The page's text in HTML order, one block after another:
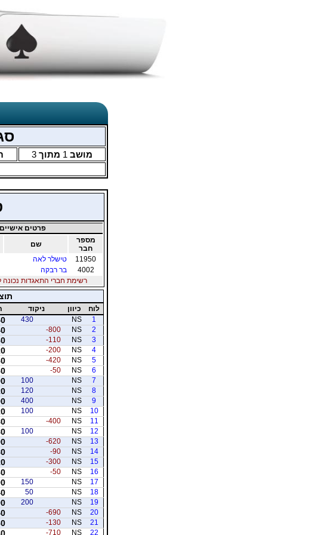
מושב 1 מתוך 3
פרטים אישיים
מספר
חבר
שם
11950
טישלר לאה
4002
בר רבקה
רשימת חברי התאגדות נכונה ל-06/08/
לוח כיוון ניקוד
1
NS
430
2
NS
-800
3
NS
-110
4
NS
-200
5
NS
-420
6
NS
-50
7
NS
100
8
NS
120
9
NS
400
10
NS
100
11
NS
-400
12
NS
100
13
NS
-620
14
NS
-90
15
NS
-300
16
NS
-50
17
NS
150
18
NS
50
19
NS
200
20
NS
-690
21
NS
-130
22
NS
-710